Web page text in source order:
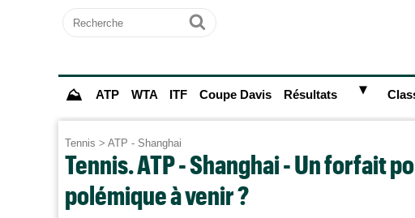
Recherche
Ok
⛰ ATP WTA ITF Coupe Davis Résultats ►
Tennis > ATP - Shanghai
Tennis. ATP - Shanghai - Un forfait
polémique à venir ?